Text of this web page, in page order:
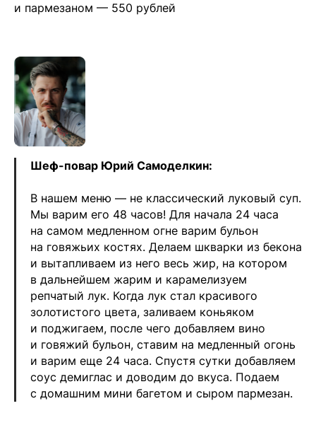
и пармезаном — 550 рублей
Шеф-повар Юрий Самоделкин:
В нашем меню — не классический луковый суп.
Мы варим его 48 часов! Для начала 24 часа
на самом медленном огне варим бульон
на говяжьих костях. Делаем шкварки из бекона
и вытапливаем из него весь жир, на котором
в дальнейшем жарим и карамелизуем
репчатый лук. Когда лук стал красивого
золотистого цвета, заливаем коньяком
и поджигаем, после чего добавляем вино
и говяжий бульон, ставим на медленный огонь
и варим еще 24 часа. Спустя сутки добавляем
соус демиглас и доводим до вкуса. Подаем
с домашним мини багетом и сыром пармезан.